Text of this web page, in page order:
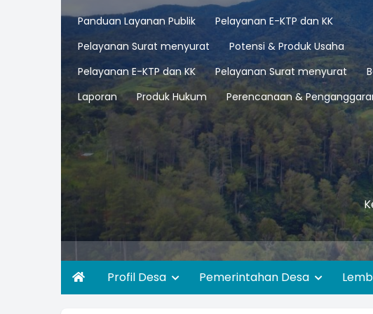
Panduan Layanan Publik
Pelayanan E-KTP dan KK
Pelayanan Surat menyurat
Potensi & Produk Usaha
Pelayanan E-KTP dan KK
Pelayanan Surat menyurat
Laporan
Produk Hukum Perencanaan &
Profil Desa Pemerintahan Desa